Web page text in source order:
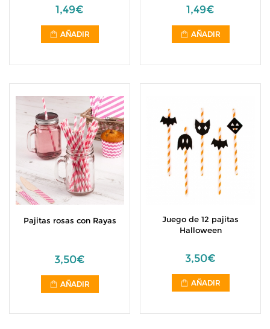
1,49€
AÑADIR
1,49€
AÑADIR
Pajitas rosas con Rayas
3,50€
AÑADIR
Juego de 12 pajitas
Halloween
3,50€
AÑADIR